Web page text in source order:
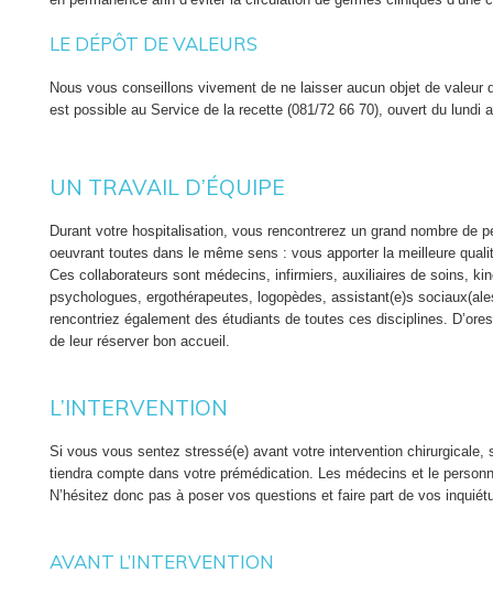
LE DÉPÔT DE VALEURS
Nous vous conseillons vivement de ne laisser aucun objet de valeur
est possible au Service de la recette (081/72 66 70), ouvert du lundi
UN TRAVAIL D’ÉQUIPE
Durant votre hospitalisation, vous rencontrerez un grand nombre de
oeuvrant toutes dans le même sens : vous apporter la meilleure
Ces collaborateurs sont médecins, infirmiers, auxiliaires de soins,
psychologues, ergothérapeutes, logopèdes, assistant(e)s
rencontriez également des étudiants de toutes ces disciplines.
de leur réserver bon accueil.
L’INTERVENTION
Si vous vous sentez stressé(e) avant votre intervention chirurgicale,
tiendra compte dans votre prémédication. Les médecins et le
N’hésitez donc pas à poser vos questions et faire part de vos
AVANT L’INTERVENTION